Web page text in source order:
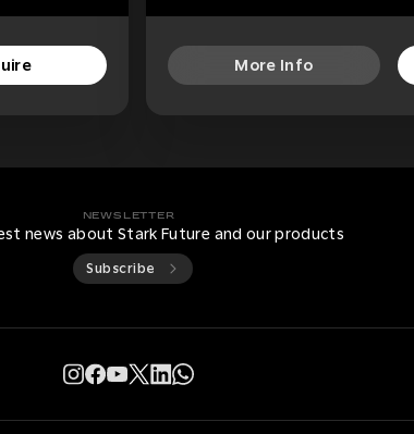
More Info
NEWSLETTER
news about Stark Future and our products
Subscribe